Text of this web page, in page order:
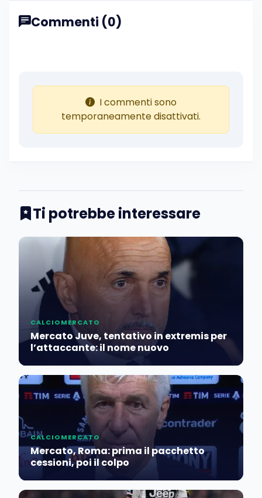
Commenti (0)
I commenti sono
temporaneamente disattivati.
Ti potrebbe interessare
CALCIOMERCATO
Mercato Juve, tentativo in extremis per
l’attaccante: il nome nuovo
CALCIOMERCATO
Mercato, Roma: prima il pacchetto
cessioni, poi il colpo